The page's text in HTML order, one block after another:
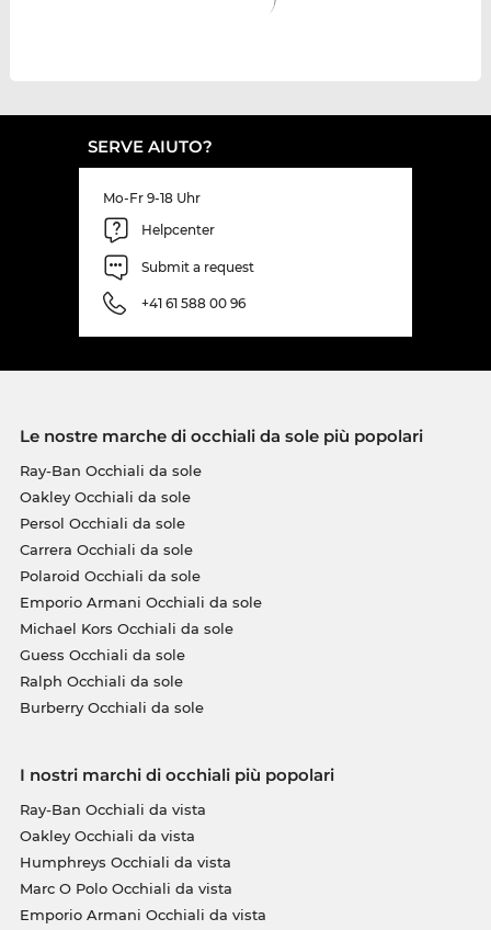
SERVE AIUTO?
Mo-Fr 9-18 Uhr
Helpcenter
Submit a request
+41 61 588 00 96
Le nostre marche di occhiali da sole più popolari
Ray-Ban Occhiali da sole
Oakley Occhiali da sole
Persol Occhiali da sole
Carrera Occhiali da sole
Polaroid Occhiali da sole
Emporio Armani Occhiali da sole
Michael Kors Occhiali da sole
Guess Occhiali da sole
Ralph Occhiali da sole
Burberry Occhiali da sole
I nostri marchi di occhiali più popolari
Ray-Ban Occhiali da vista
Oakley Occhiali da vista
Humphreys Occhiali da vista
Marc O Polo Occhiali da vista
Emporio Armani Occhiali da vista